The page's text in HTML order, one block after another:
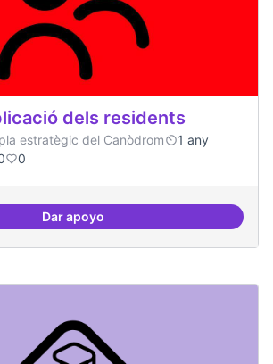
dels residents
estratègic del Canòdrom
1 any
0
Dar apoyoNivell d'implicació dels residents